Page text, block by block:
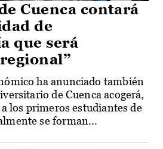
Cuenca contará
de
que será
ha anunciado también
de Cuenca acogerá,
los primeros estudiantes de
se forman...